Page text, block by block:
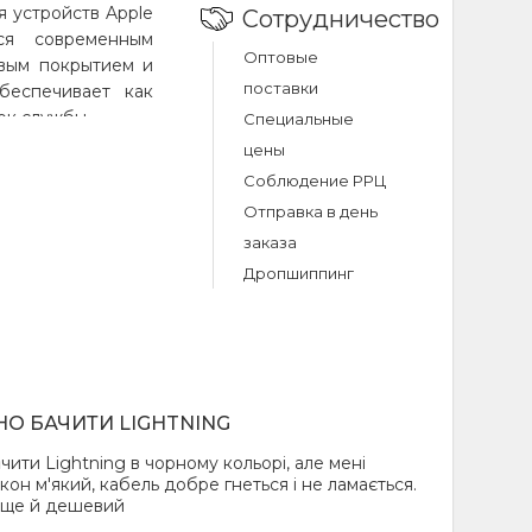
устройств Apple
современным
покрытием и
как
службы.
особенностей
стиль, будь то
или салон
защитой у
в самых
Сотрудничество
Оптовые
поставки
Специальные
цены
Соблюдение РРЦ
Отправка в день
заказа
Дропшиппинг
БАЧИТИ LIGHTNING
Lightning в чорному кольорі, але мені
м'який, кабель добре гнеться і не ламається.
ще й дешевий